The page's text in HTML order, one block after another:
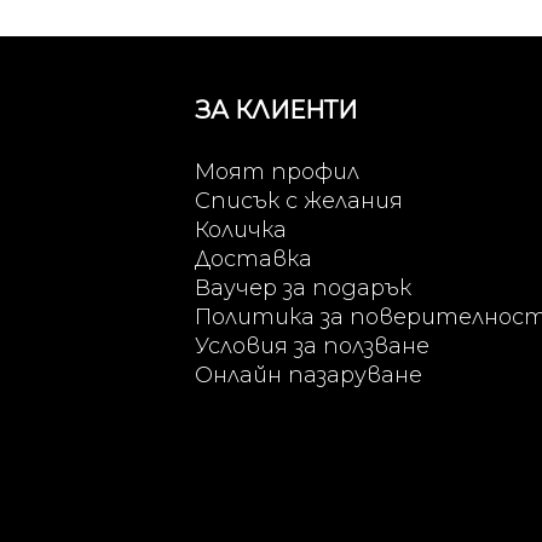
ЗА КЛИЕНТИ
Моят профил
Списък с желания
Количка
Доставка
Ваучер за подарък
Политика за
Условия за ползване
Онлайн пазаруване